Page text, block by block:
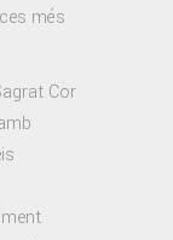
més
Cor